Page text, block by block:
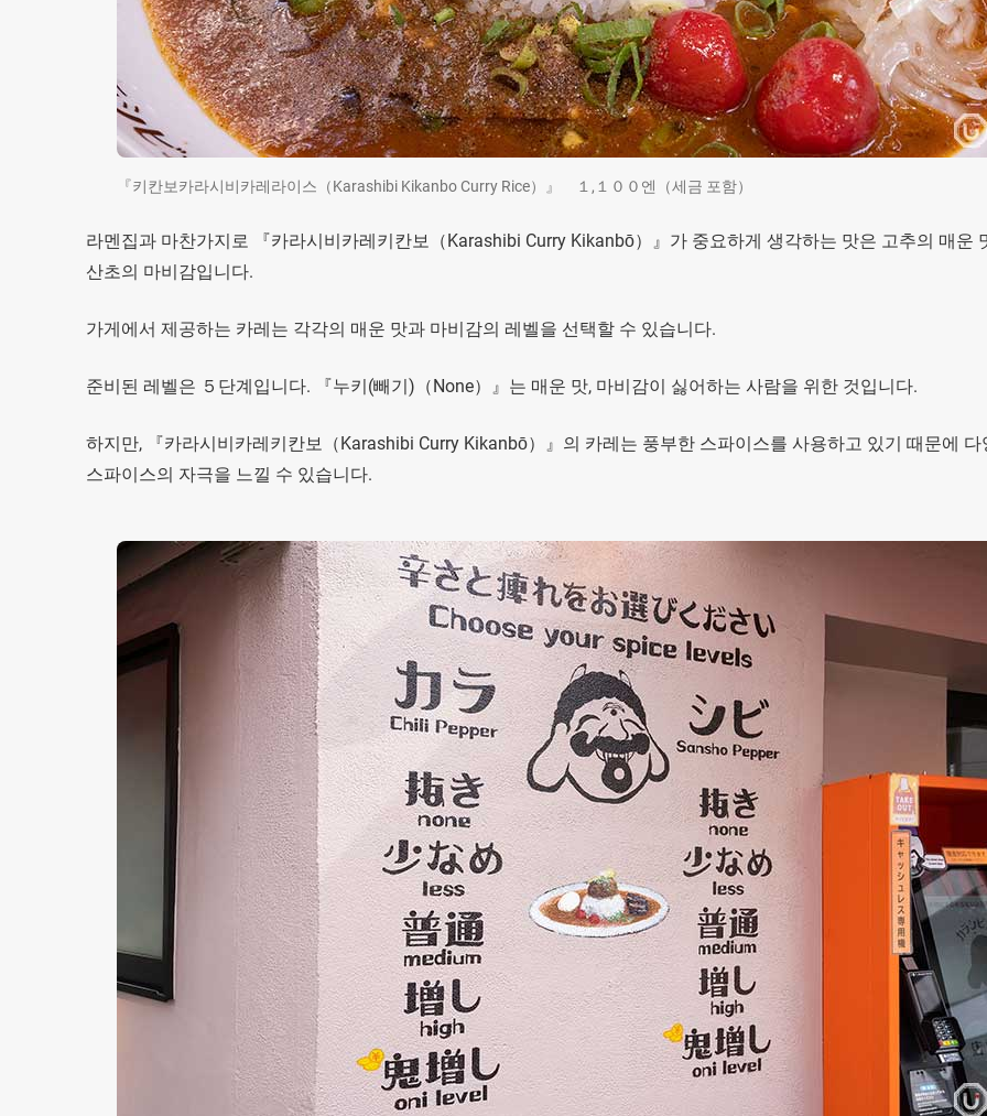
『키칸보카라시비카레라이스（Karashibi Kikanbo Curry Rice）』 １,１００엔（세금 포함）
라멘집과 마찬가지로 『카라시비카레키칸보（Karashibi Curry Kikanbō）』가 중요하게 생각하는 맛은 고추의 매운
산초의 마비감입니다.
가게에서 제공하는 카레는 각각의 매운 맛과 마비감의 레벨을 선택할 수 있습니다.
준비된 레벨은 ５단계입니다. 『누키(빼기)（None）』는 매운 맛, 마비감이 싫어하는 사람을 위한 것입니다.
하지만, 『카라시비카레키칸보（Karashibi Curry Kikanbō）』의 카레는 풍부한 스파이스를 사용하고 있기 때문에 다
스파이스의 자극을 느낄 수 있습니다.